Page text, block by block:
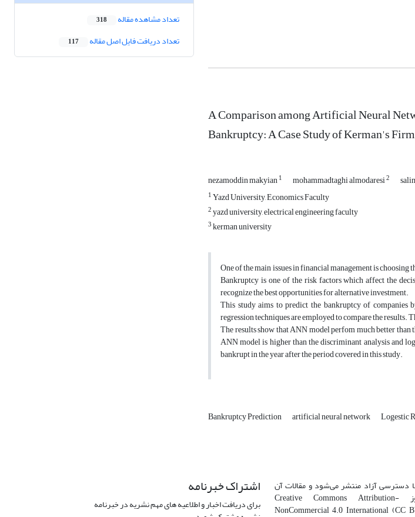
A Comparison among Artificial Neural
Bankruptcy: A Case Study of Kerman's
nezamoddin makyian1 mohammadtaghi almodaresi2
1Yazd University, Economics Faculty
2yazd university, electrical engineering faculty
3kerman university
One of the main issues in financial management is
Bankruptcy is one of the risk factors which affect the
recognize the best opportunities for alternative investment.
This study aims to predict the bankruptcy of
regression techniques are employed to compare the
The results show that ANN model perfom much better
ANN model is higher than the discriminant analysis and
bankrupt in the year after the period covered in this study.
Bankruptcy Prediction artificial neural network Logestic
تعداد مشاهده مقاله 318
تعداد دریافت فایل اصل مقاله 117
دسترسی آزاد منتشر می‌شود و مقالات آن
تحت مجوز Creative Commons Attribution-
NonCommercial 4.0 International (CC
اشتراک خبرنامه
برای دریافت اخبار و اطلاعیه های مهم نشریه در خبرنامه